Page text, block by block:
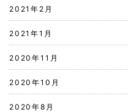
2021年2月
2021年1月
2020年11月
2020年10月
2020年8月